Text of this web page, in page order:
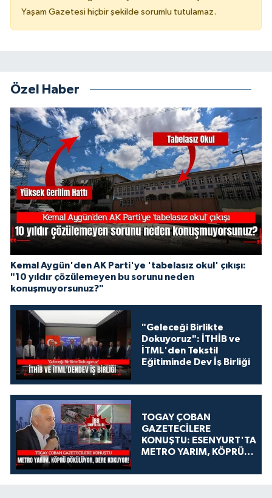
Yaşam Gazetesi hiçbir şekilde sorumlu tutulamaz.
Özel Haber
Kemal Aygün'den AK Parti'ye 'tabelasız okul' çıkışı:
"10 yıldır çözülemeyen bu sorunu neden
konuşmuyorsunuz?"
"Geleceği Birlikte
Dokuyoruz": İTHİB ve
İTML'den Tekstil
Eğitiminde Dev İş Birliği
TOGAY ÇOBAN
GAZETECİLERE
KONUŞTU: ESENYURT'TA
METRO YARIM, KÖPRÜ
KOKUYOR!